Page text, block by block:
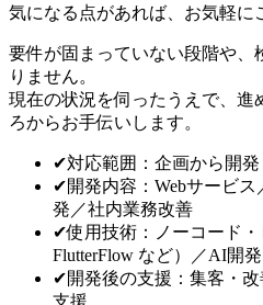
気になる点があれば、お気軽に
要件が固まっていない段階や、
りません。
現在の状況を伺ったうえで、進
ろからお手伝いします。
✔対応範囲：企画から開
✔開発内容：Webサービ
発／社内業務改善
✔使用技術：ノーコード
FlutterFlow など）／AI開発
✔開発後の支援：集客・
支援